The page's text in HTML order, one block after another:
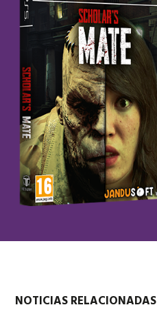
NOTICIAS RELACIONADAS